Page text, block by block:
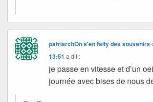
patriarchOn s'en faity des souvenirs
13:51 a dit :
je passe en vitesse et d’un
journée avec bises de nous